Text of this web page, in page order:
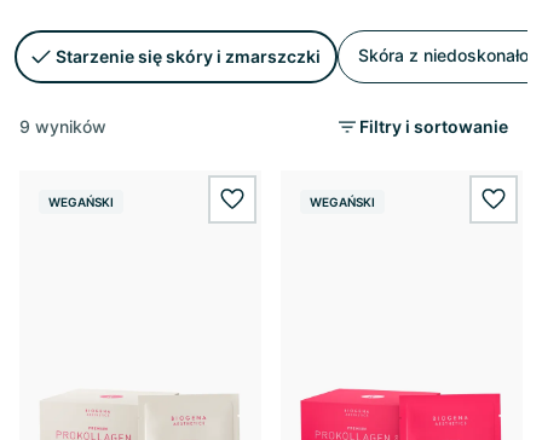
Starzenie się skóry i zmarszczki Skóra z
9 wyników Filtry i sortowanie
WEGAŃSKI wishlist.addWEGAŃSKI